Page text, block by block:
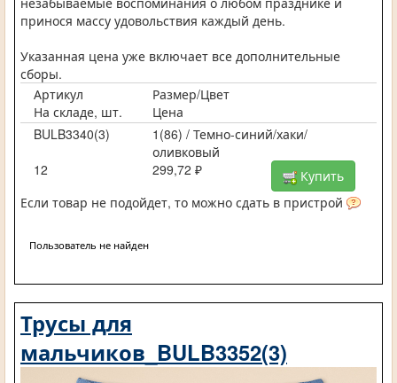
принося массу удовольствия каждый день.
Указанная цена уже включает все дополнительные
сборы.
Артикул
Размер/Цвет
На складе, шт.
Цена
BULB3340(3)
1(86) / Темно-синий/хаки/
оливковый
12
299,72 ₽
Купить
Если товар не подойдет, то можно сдать в пристрой
Пользователь не найден
Трусы для
мальчиков_BULB3352(3)